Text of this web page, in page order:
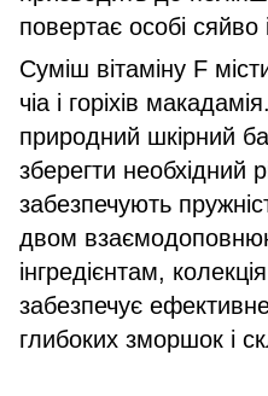
повертає особі
Суміш вітаміну F
чіа і горіхів
природний шкірний
зберегти необхідний
забезпечують
двом
інгредієнтам,
забезпечує
глибоких зморшок і